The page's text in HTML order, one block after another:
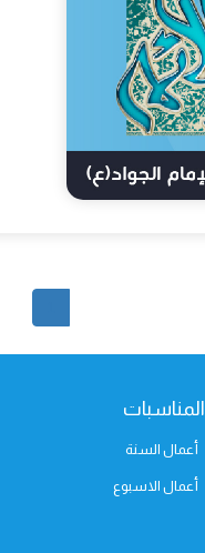
المناسبات
أعمال السنة
أعمال الاسبوع